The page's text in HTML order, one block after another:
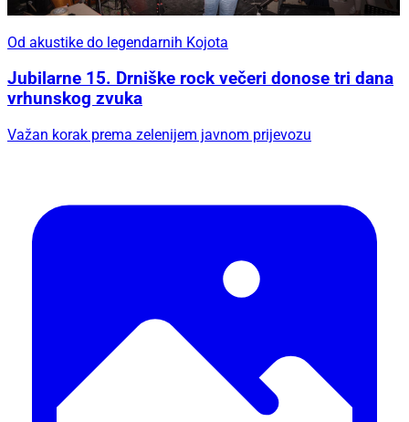
Od akustike do legendarnih Kojota
Jubilarne 15. Drniške rock večeri donose tri dana
vrhunskog zvuka
Važan korak prema zelenijem javnom prijevozu